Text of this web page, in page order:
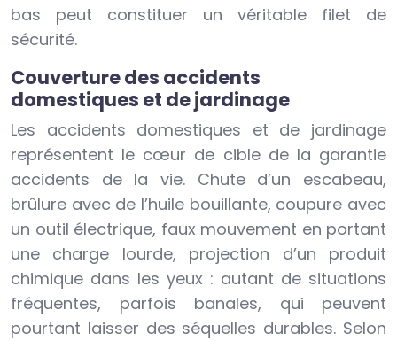
bas peut constituer un véritable filet de
sécurité.
Couverture des accidents
domestiques et de jardinage
Les accidents domestiques et de jardinage
représentent le cœur de cible de la garantie
accidents de la vie. Chute d’un escabeau,
brûlure avec de l’huile bouillante, coupure avec
un outil électrique, faux mouvement en portant
une charge lourde, projection d’un produit
chimique dans les yeux : autant de situations
fréquentes, parfois banales, qui peuvent
pourtant laisser des séquelles durables. Selon